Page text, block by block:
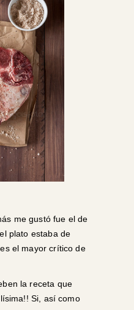
me gustó fue el de
plato estaba de
el mayor crítico de
la receta que
Si, así como